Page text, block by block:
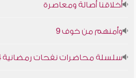
أخلاقنا أصالة ومعاصرة
وأمنهم من خوف 9
سلسلة محاضرات نفحات رمضانية 1444هـ